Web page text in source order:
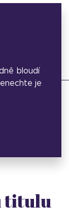
bloudí
je
titulu